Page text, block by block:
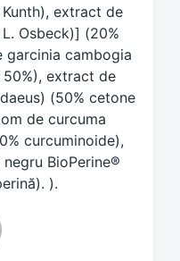
extract de
Osbeck)] (20%
cambogia
extract de
(50% cetone
de curcuma
curcuminoide),
BioPerine®
).